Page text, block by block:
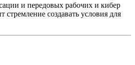
и передовых рабочих и кибер
создавать условия для